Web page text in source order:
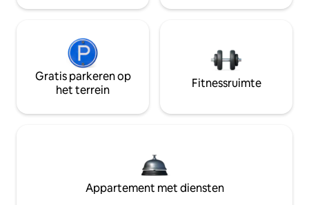
Gratis parkeren op
het terrein
Fitnessruimte
Appartement met diensten